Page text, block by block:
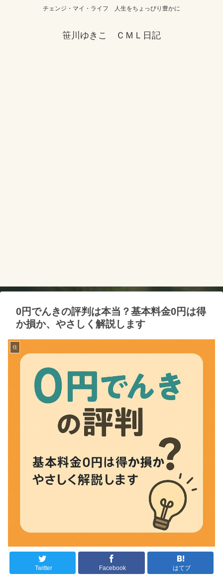
チェンジ・マイ・ライフ 人生をちょっぴり豊かに
笹川ゆきこ ＣＭＬ日記
0円でんきの評判は本当？基本料金0円は得
か損か、やさしく解説します
住
Twitter Facebook はてブ